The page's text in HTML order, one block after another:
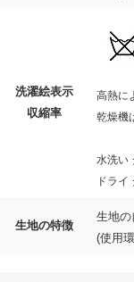
洗濯絵表示
収縮率
高熱に
乾燥機
水洗い
ドライ
生地の特徴
生地の
(使用